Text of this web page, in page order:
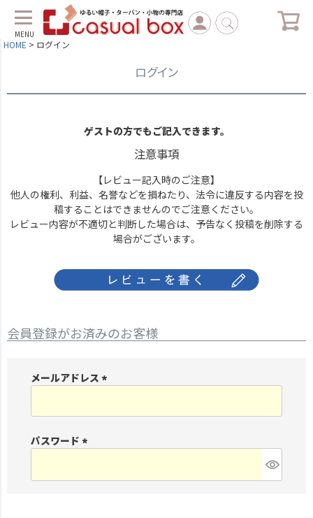
MENU
HOME ログイン
ログイン
ゲストの方でもご記入できます。
注意事項
【レビュー記入時のご注意】
他人の権利、利益、名誉などを損ねたり、法令に違反する内容を投
稿することはできませんのでご注意ください。
レビュー内容が不適切と判断した場合は、予告なく投稿を削除する
場合がございます。
会員登録がお済みのお客様
メールアドレス
パスワード